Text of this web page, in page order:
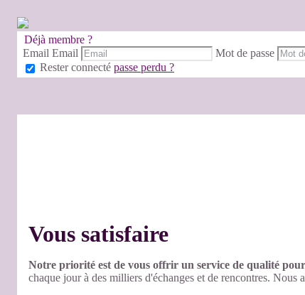
Déjà membre ?
Email Email Mot de passe
Rester connecté passe perdu ?
Vous satisfaire
Notre priorité est de vous offrir un service de qualité
chaque jour à des milliers d'échanges et de rencontres.